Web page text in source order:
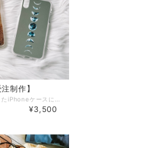
制作】
¥3,500